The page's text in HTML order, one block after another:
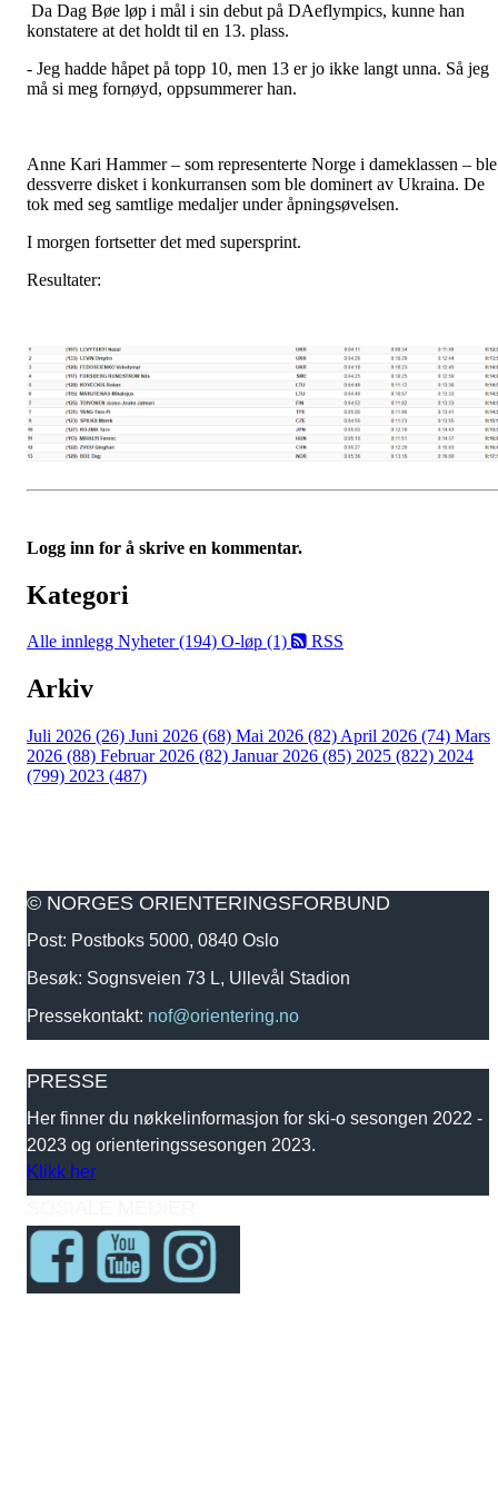
Da Dag Bøe løp i mål i sin debut på DAeflympics, kunne han
konstatere at det holdt til en 13. plass.
- Jeg hadde håpet på topp 10, men 13 er jo ikke langt unna. Så jeg
må si meg fornøyd, oppsummerer han.
Anne Kari Hammer – som representerte Norge i dameklassen – ble
dessverre disket i konkurransen som ble dominert av Ukraina. De
tok med seg samtlige medaljer under åpningsøvelsen.
I morgen fortsetter det med supersprint.
Resultater:
Logg inn for å skrive en kommentar.
Kategori
Alle innlegg Nyheter (194) O-løp (1) RSS
Arkiv
Juli 2026 (26) Juni 2026 (68) Mai 2026 (82) April 2026 (74) Mars
2026 (88) Februar 2026 (82) Januar 2026 (85) 2025 (822) 2024
(799) 2023 (487)
© NORGES ORIENTERINGSFORBUND
Post: Postboks 5000, 0840 Oslo
Besøk: Sognsveien 73 L, Ullevål Stadion
Pressekontakt: nof@orientering.no
PRESSE
Her finner du nøkkelinformasjon for ski-o sesongen 2022 -
2023 og orienteringssesongen 2023.
Klikk her